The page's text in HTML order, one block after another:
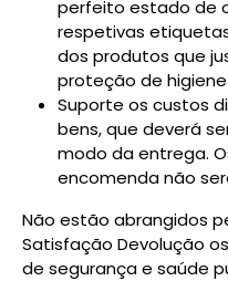
perfeito estado de
respetivas
dos produtos que
proteção de
Suporte os custos
bens, que deverá
modo da entrega.
encomenda não
Não estão abrangidos
Satisfação Devolução
de segurança e saúde